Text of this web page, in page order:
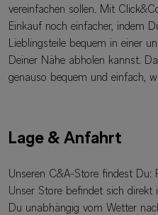
vereinfachen sollen. Mit
Einkauf noch einfacher, indem
Lieblingsteile bequem in einer
Deiner Nähe abholen kannst.
genauso bequem und einfach,
Lage & Anfahrt
Unseren C&A-Store findest Du:
Unser Store befindet sich
Du unabhängig vom Wetter